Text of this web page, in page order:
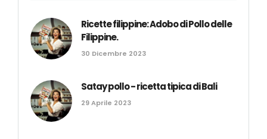
Ricette filippine: Adobo di Pollo delle
Filippine.
30 Dicembre 2023
Satay pollo - ricetta tipica di Bali
29 Aprile 2023